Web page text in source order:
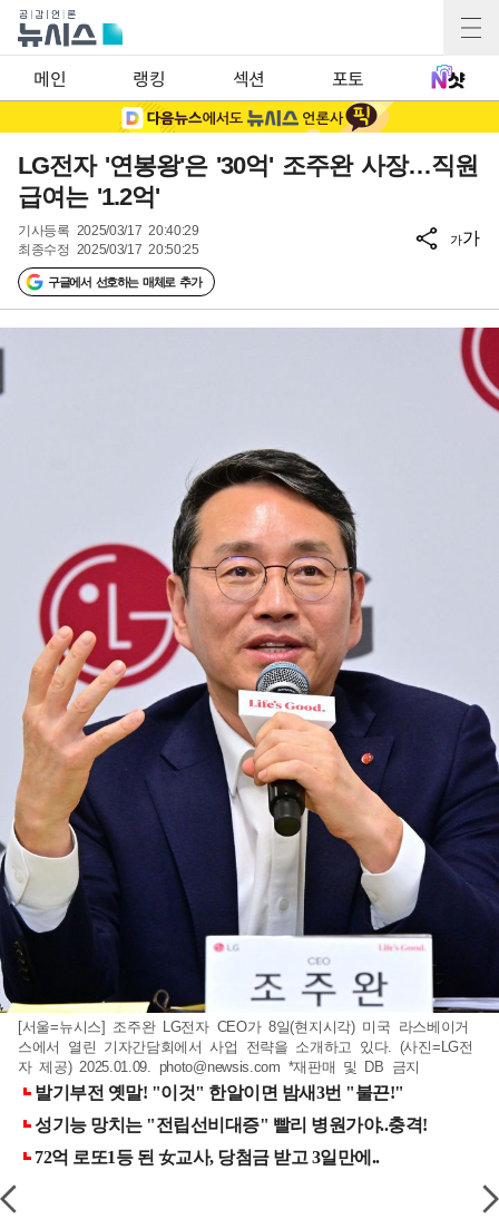
메인 랭킹 섹션 포토
LG전자 '연봉왕'은 '30억' 조주완 사장…직원
급여는 '1.2억'
기사등록 2025/03/17 20:40:29
최종수정 2025/03/17 20:50:25
구글에서 선호하는 매체로 추가
가가
[서울=뉴시스] 조주완 LG전자 CEO가 8일(현지시각) 미국 라스베이거
스에서 열린 기자간담회에서 사업 전략을 소개하고 있다. (사진=LG전
자 제공) 2025.01.09. photo@newsis.com *재판매 및 DB 금지